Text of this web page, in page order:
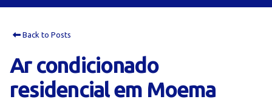
Back to Posts
Ar condicionado
residencial em Moema